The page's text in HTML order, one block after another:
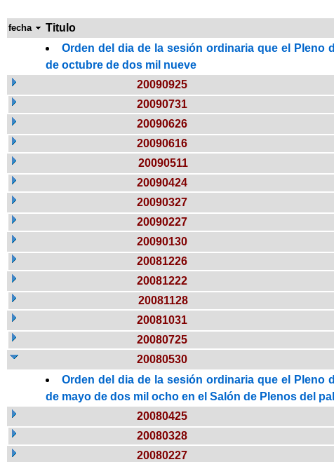
fecha Titulo
Orden del dia de la sesión ordinaria que el Pleno
de octubre de dos mil nueve
20090925
20090731
20090626
20090616
20090511
20090424
20090327
20090227
20090130
20081226
20081222
20081128
20081031
20080725
20080530
Orden del dia de la sesión ordinaria que el Pleno
de mayo de dos mil ocho en el Salón de Plenos del
20080425
20080328
20080227